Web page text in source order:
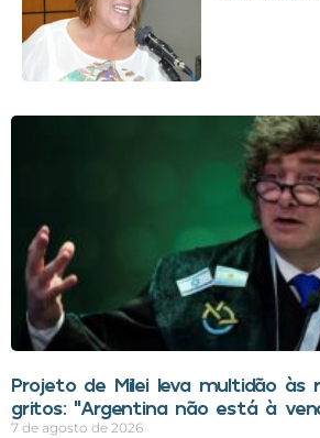
Projeto de Milei leva multidão às
gritos: “Argentina não está à
7 de agosto de 2026